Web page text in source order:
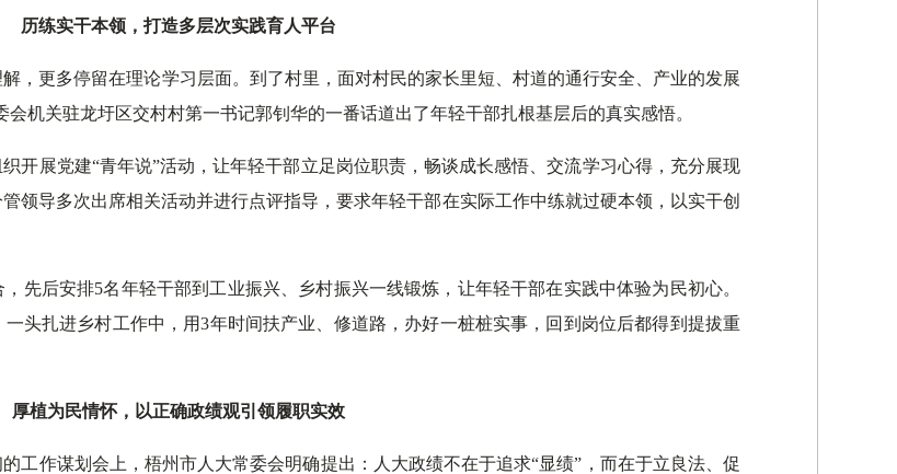
历练实干本领，打造多层次实践育人平台
，更多停留在理论学习层面。到了村里，面对村民的家长里短、村道的通行安全、产业的发展
机关驻龙圩区交村村第一书记郭钊华的一番话道出了年轻干部扎根基层后的真实感悟。
开展党建“青年说”活动，让年轻干部立足岗位职责，畅谈成长感悟、交流学习心得，充分展现
领导多次出席相关活动并进行点评指导，要求年轻干部在实际工作中练就过硬本领，以实干创
先后安排5名年轻干部到工业振兴、乡村振兴一线锻炼，让年轻干部在实践中体验为民初心。
头扎进乡村工作中，用3年时间扶产业、修道路，办好一桩桩实事，回到岗位后都得到提拔重
厚植为民情怀，以正确政绩观引领履职实效
工作谋划会上，梧州市人大常委会明确提出：人大政绩不在于追求“显绩”，而在于立良法、促